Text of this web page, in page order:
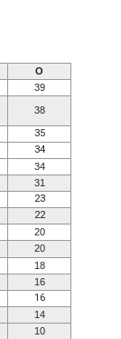
О
39
38
35
34
34
31
23
22
20
20
18
16
16
14
10